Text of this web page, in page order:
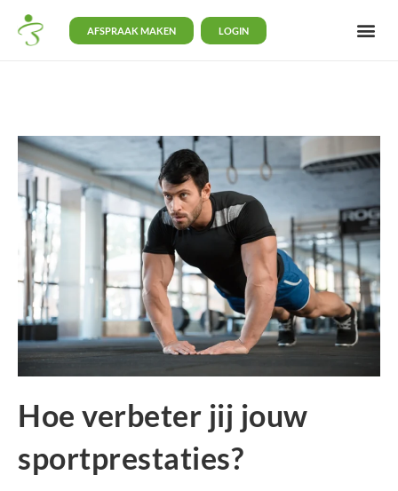
AFSPRAAK MAKEN LOGIN
Hoe verbeter jij jouw
sportprestaties?